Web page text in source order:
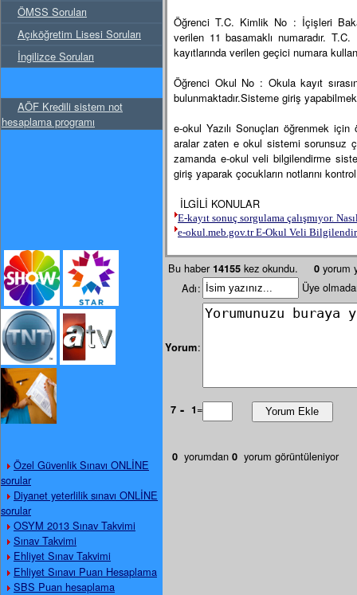
ÖMSS Soruları
Açıköğretim Lisesi Soruları
İngilizce Soruları
AÖF Kredili sistem not
hesaplama programı
Özel Güvenlik Sınavı ONLİNE
sorular
Diyanet yeterlilik sınavı ONLİNE
sorular
OSYM 2013 Sınav Takvimi
Sınav Takvimi
Ehliyet Sınav Takvimi
Ehliyet Sınavı Puan Hesaplama
SBS Puan hesaplama
Öğrenci T.C. Kimlik No : İçişleri
verilen 11 basamaklı numaradır.
kayıtlarında verilen geçici numara
Öğrenci Okul No : Okula kayıt
bulunmaktadır.Sisteme giriş
e-okul Yazılı Sonuçları öğrenmek
aralar zaten e okul sistemi sorunsuz
zamanda e-okul veli bilgilendirme
giriş yaparak çocukların notlarını
İLGİLİ KONULAR
E-kayıt sonuç sorgulama çalışmıyor.
e-okul.meb.gov.tr E-Okul Veli
Bu haber 14155 kez okundu. 0 yorum
Adı: Üye
Yorum:
7 - 1=
0 yorumdan 0 yorum görüntüleniyor